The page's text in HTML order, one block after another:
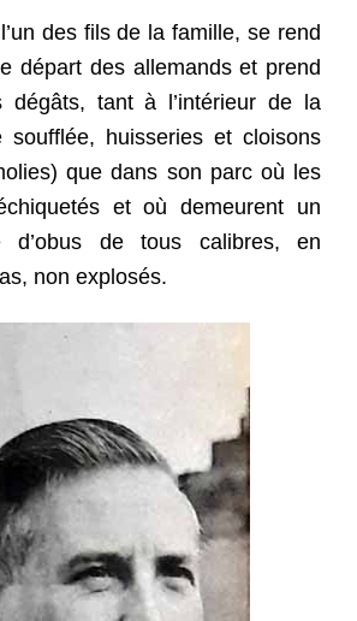
des fils de la famille, se rend
départ des allemands et prend
dégâts, tant à l’intérieur de la
soufflée, huisseries et cloisons
que dans son parc où les
et où demeurent un
d’obus de tous calibres, en
non explosés.